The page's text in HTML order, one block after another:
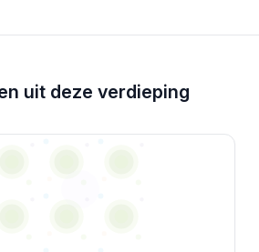
uit deze verdieping